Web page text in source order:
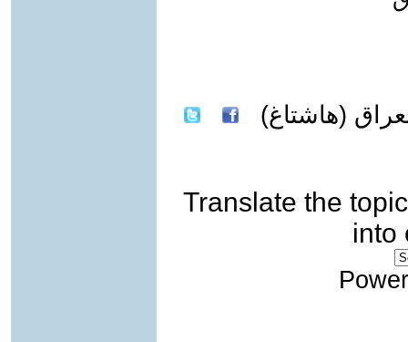
(هاشتاغ)
Translate the topic
into